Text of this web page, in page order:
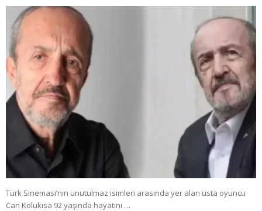
Türk Sineması’nın unutulmaz isimleri arasında yer alan usta oyuncu
Can Kolukısa 92 yaşında hayatını …